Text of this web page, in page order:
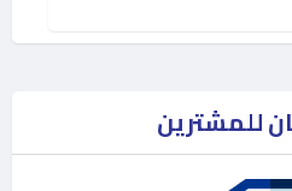
للمشترين